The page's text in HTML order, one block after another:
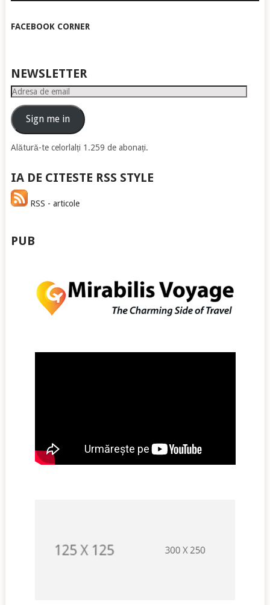
FACEBOOK CORNER
NEWSLETTER
Adresa
emailSign me in
Alătură-te celorlalți 1.259 de abonați.
IA DE CITESTE RSS STYLE
RSS - articole
PUB